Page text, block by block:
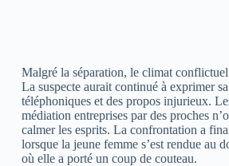
Malgré la séparation, le climat conflictuel
La suspecte aurait continué à exprimer
téléphoniques et des propos injurieux.
médiation entreprises par des proches
calmer les esprits. La confrontation a
lorsque la jeune femme s’est rendue au
où elle a porté un coup de couteau.